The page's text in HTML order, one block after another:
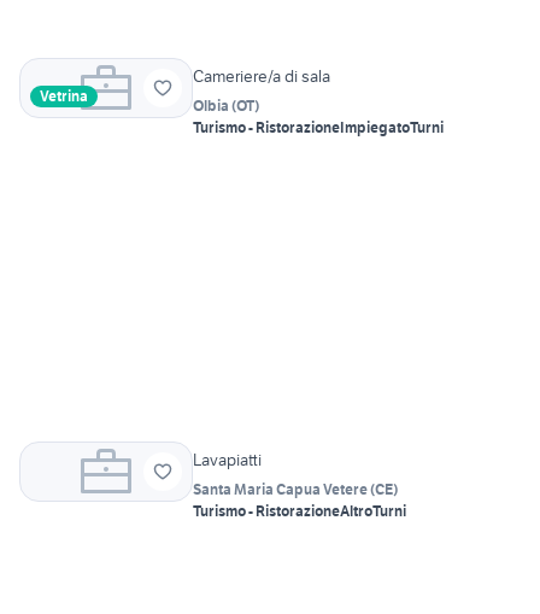
Vetrina
Cameriere/a di sala
Olbia (OT)
Turismo - RistorazioneImpiegatoTurni
Lavapiatti
Santa Maria Capua Vetere(CE)
Turismo - RistorazioneAltroTurni